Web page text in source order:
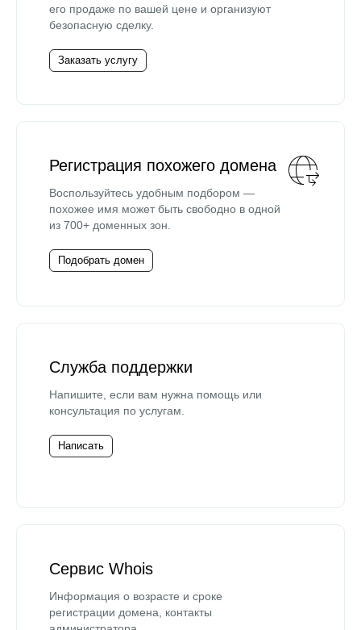
его продаже по вашей цене и организуют
безопасную сделку.
Заказать услугу
Регистрация похожего домена
Воспользуйтесь удобным подбором —
похожее имя может быть свободно в одной
из 700+ доменных зон.
Подобрать домен
Служба поддержки
Напишите, если вам нужна помощь или
консультация по услугам.
Написать
Сервис Whois
Информация о возрасте и сроке
регистрации домена, контакты